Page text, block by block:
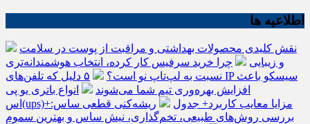
اطلاعیه ها
نقش کلیدی محصولات بهداشتی و مراقبت از پوست در سلامت
و زیبایی
چرا خرید سرفیس کار کرده، انتخاب هوشمندانه‌تری
نسبت به لپ‌تاپ نو است؟
۵ دلیل که تلفن‌های IP سیسکو باعث
افزایش بهره‌وری تیم شما می‌شوند
انواع باتری یو پی
اس(ups)+مزایا معایب کاربرد+ جدول
ریشه‌کنی قطعی ساس:
بررسی روش‌های طبیعی، تخم‌گذاری، نیش ساس و بهترین سموم